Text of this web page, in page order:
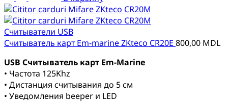
Cчитыватели USB
Считыватель карт Em-marine ZKteco CR20E 800,00 MDL
USB Считыватель карт Em-Marine
• Частота 125Khz
• Дистанция считывания до 5 см
• Уведомления beeper и LED